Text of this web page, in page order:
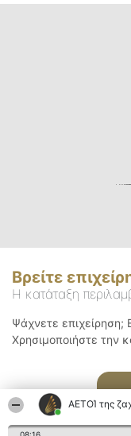
ΑΕΤΟΊ της
Βρείτε
Η κατάταξη
Ψάχνετε επιχείρηση;
Χρησιμοποιήστε την